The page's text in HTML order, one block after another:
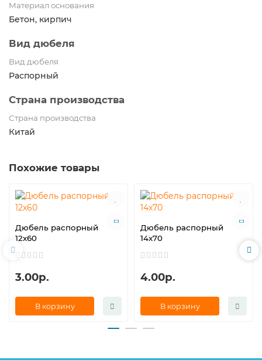
Материал основания
Бетон, кирпич
Вид дюбеля
Вид дюбеля
Распорный
Страна производства
Страна производства
Китай
Похожие товары
Дюбель распорный
12х60
3.00р.
В корзину
Дюбель распорный
14х70
4.00р.
В корзину